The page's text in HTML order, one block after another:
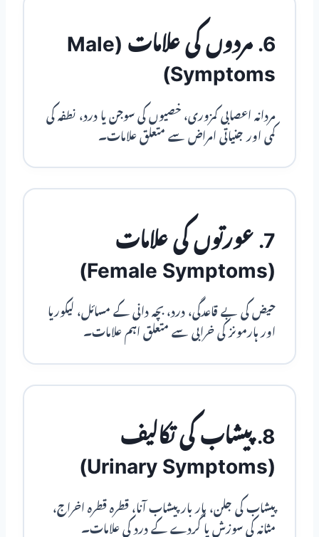
6. مردوں کی علامات (Male
Symptoms)
مردانہ اعصابی کمزوری، خصیوں کی سوجن یا درد، نطفہ کی
کمی اور جنیاتی امراض سے متعلق علامات۔
7. عورتوں کی علامات
(Female Symptoms)
حیض کی بے قاعدگی، درد، بچہ دانی کے مسائل، لیکوریا
اور ہارمونز کی خرابی سے متعلق اہم علامات۔
8. پیشاب کی تکالیف
(Urinary Symptoms)
پیشاب کی جلن، بار بار پیشاب آنا، قطرہ قطرہ اخراج،
مثانہ کی سوزش یا گردے کے درد کی علامات۔